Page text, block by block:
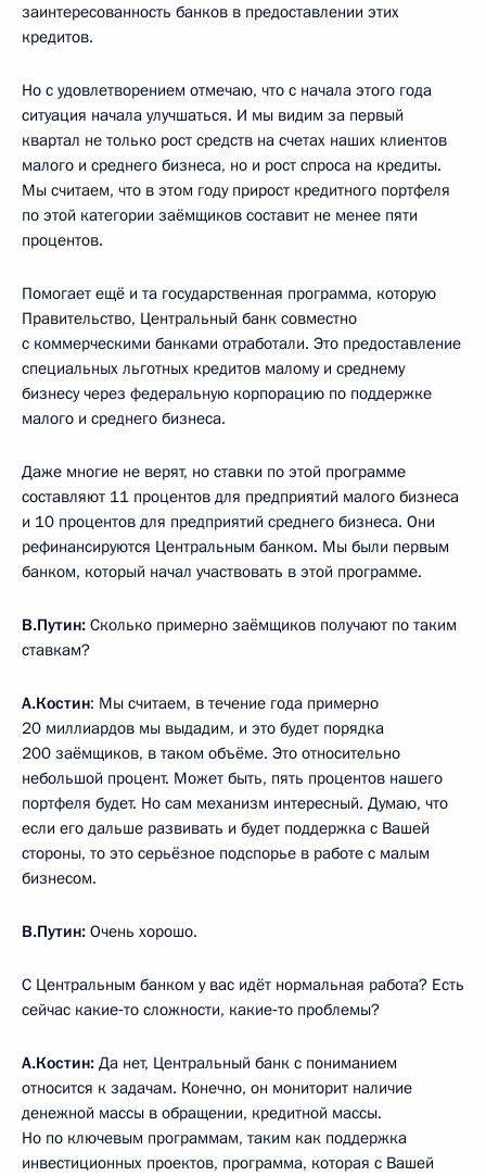
заинтересованность банков в предоставлении этих
кредитов.
Но с удовлетворением отмечаю, что с начала этого года
ситуация начала улучшаться. И мы видим за первый
квартал не только рост средств на счетах наших клиентов
малого и среднего бизнеса, но и рост спроса на кредиты.
Мы считаем, что в этом году прирост кредитного портфеля
по этой категории заёмщиков составит не менее пяти
процентов.
Помогает ещё и та государственная программа, которую
Правительство, Центральный банк совместно
с коммерческими банками отработали. Это предоставление
специальных льготных кредитов малому и среднему
бизнесу через федеральную корпорацию по поддержке
малого и среднего бизнеса.
Даже многие не верят, но ставки по этой программе
составляют 11 процентов для предприятий малого бизнеса
и 10 процентов для предприятий среднего бизнеса. Они
рефинансируются Центральным банком. Мы были первым
банком, который начал участвовать в этой программе.
В.Путин: Сколько примерно заёмщиков получают по таким
ставкам?
А.Костин: Мы считаем, в течение года примерно
20 миллиардов мы выдадим, и это будет порядка
200 заёмщиков, в таком объёме. Это относительно
небольшой процент. Может быть, пять процентов нашего
портфеля будет. Но сам механизм интересный. Думаю, что
если его дальше развивать и будет поддержка с Вашей
стороны, то это серьёзное подспорье в работе с малым
бизнесом.
В.Путин: Очень хорошо.
С Центральным банком у вас идёт нормальная работа? Есть
сейчас какие‑то сложности, какие‑то проблемы?
А.Костин: Да нет, Центральный банк с пониманием
относится к задачам. Конечно, он мониторит наличие
денежной массы в обращении, кредитной массы.
Но по ключевым программам, таким как поддержка
инвестиционных проектов, программа, которая с Вашей